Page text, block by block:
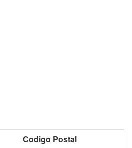
Codigo Postal